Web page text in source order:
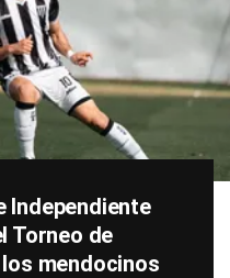
Independiente
Torneo de
mendocinos